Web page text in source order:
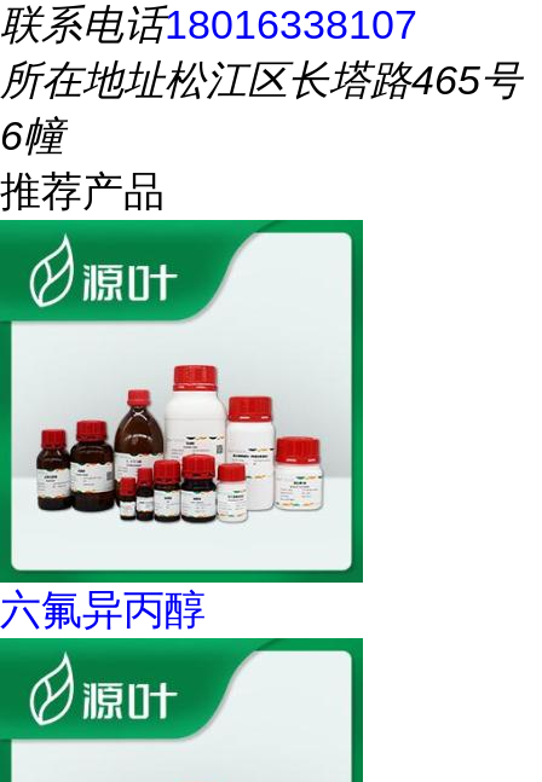
联系电话18016338107
所在地址松江区长塔路465号
6幢
推荐产品
六氟异丙醇